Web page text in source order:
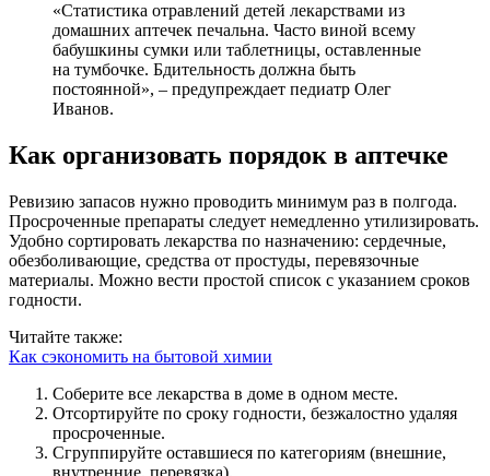
«Статистика отравлений детей лекарствами из
домашних аптечек печальна. Часто виной всему
бабушкины сумки или таблетницы, оставленные
на тумбочке. Бдительность должна быть
постоянной», – предупреждает педиатр Олег
Иванов.
Как организовать порядок в аптечке
Ревизию запасов нужно проводить минимум раз в полгода.
Просроченные препараты следует немедленно утилизировать.
Удобно сортировать лекарства по назначению: сердечные,
обезболивающие, средства от простуды, перевязочные
материалы. Можно вести простой список с указанием сроков
годности.
Читайте также:
Как сэкономить на бытовой химии
Соберите все лекарства в доме в одном месте.
Отсортируйте по сроку годности, безжалостно удаляя
просроченные.
Сгруппируйте оставшиеся по категориям (внешние,
внутренние, перевязка).